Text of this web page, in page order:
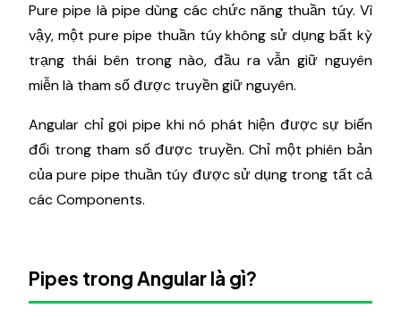
Pure pipe là pipe dùng các chức năng thuần túy. Vì
vậy, một pure pipe thuần túy không sử dụng bất kỳ
trạng thái bên trong nào, đầu ra vẫn giữ nguyên
miễn là tham số được truyền giữ nguyên.
Angular chỉ gọi pipe khi nó phát hiện được sự biến
đổi trong tham số được truyền. Chỉ một phiên bản
của pure pipe thuần túy được sử dụng trong tất cả
các Components.
Pipes trong Angular là gì?